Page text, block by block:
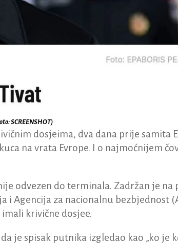
SCREENSHOT)
dosjeima, dva dana prije samita
na vrata Evrope. I o najmoćnijem
odvezen do terminala. Zadržan je na
i Agencija za nacionalnu bezbjednost
krivične dosjee.
je spisak putnika izgledao kao „ko je